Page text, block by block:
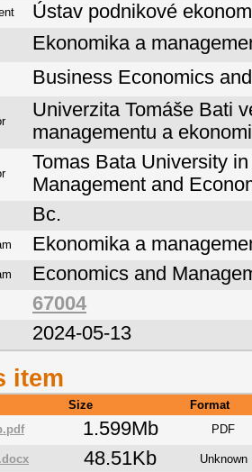
Ústav podnikové
Ekonomika a
Business Economics
Univerzita Tomáše Bati
managementu a
Tomas Bata University
Management and
Bc.
Ekonomika a
Economics and
67004
2024-05-13
item
Size
Format
1.599Mb PDF
48.51Kb Unknown